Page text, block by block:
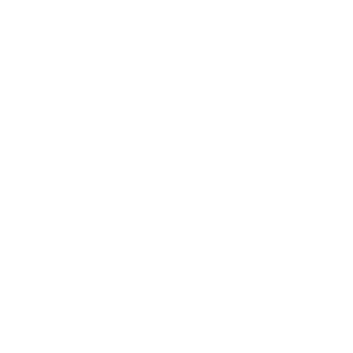
dan Solidaritas tersebut adalah modal utama.
fase perubahan ke era yang lebih baik lagi. Pola pikir dan
kita.
baik bersama perusahaan sehingga tercipta